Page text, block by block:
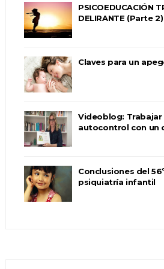
PSICOEDUCACIÓN
DELIRANTE (Parte 2)
Claves para un
Videoblog:
autocontrol con un
Conclusiones del
psiquiatría infantil